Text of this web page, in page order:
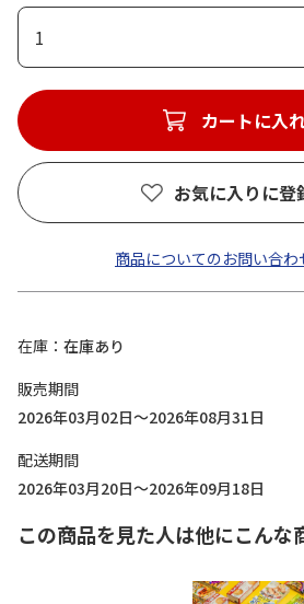
1
カートに入
お気に入りに登
商品についてのお問い合わ
在庫
在庫あり
販売期間
2026年03月02日～2026年08月31日
配送期間
2026年03月20日～2026年09月18日
この商品を見た人は他にこんな